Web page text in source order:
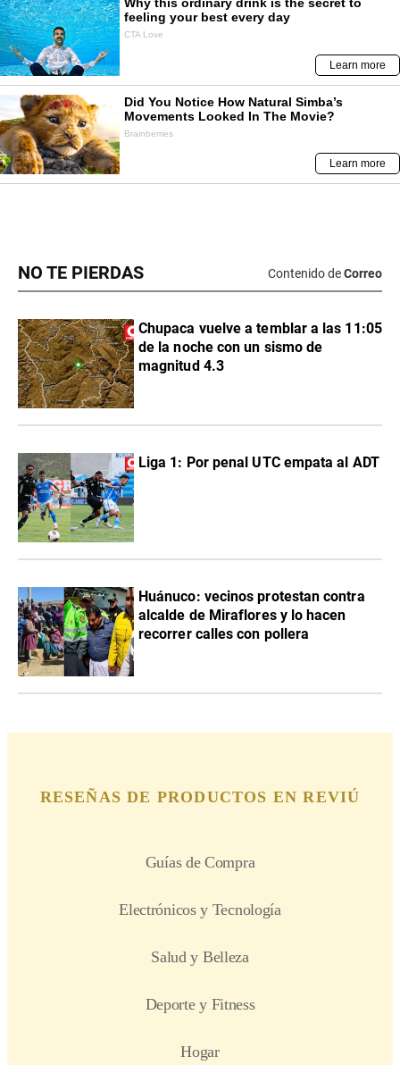
NO TE PIERDAS Contenido deCorreo
Chupaca vuelve a temblar a las 11:05
de la noche con un sismo de
magnitud 4.3
Liga 1: Por penal UTC empata al ADT
Huánuco: vecinos protestan contra
alcalde de Miraflores y lo hacen
recorrer calles con pollera